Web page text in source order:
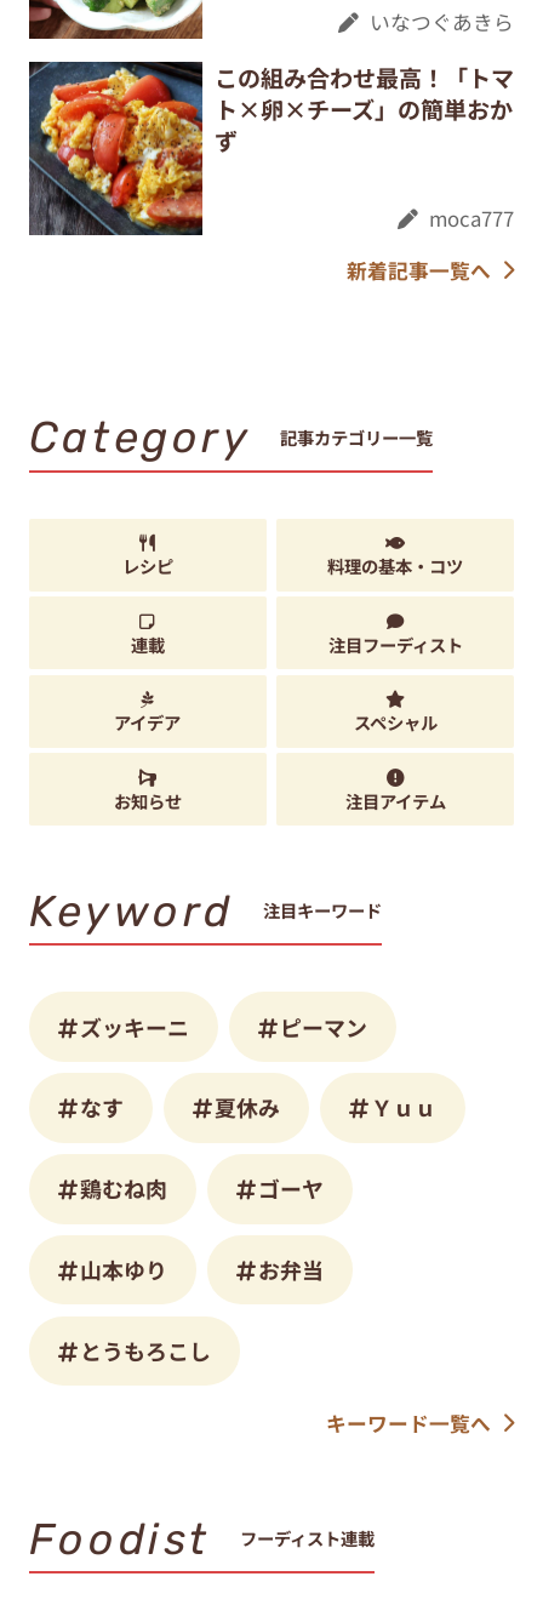
いなつぐあきら
この組み合わせ最高！「トマ
ト×卵×チーズ」の簡単おか
ず
moca777
新着記事一覧へ
Category 記事カテゴリー一覧
レシピ 料理の基本・コツ
連載 注目フーディスト
アイデア スペシャル
お知らせ 注目アイテム
Keyword 注目キーワード
ズッキーニ ピーマン
なす 夏休み Ｙｕｕ
鶏むね肉 ゴーヤ
山本ゆり お弁当
とうもろこし
キーワード一覧へ
Foodist フーディスト連載